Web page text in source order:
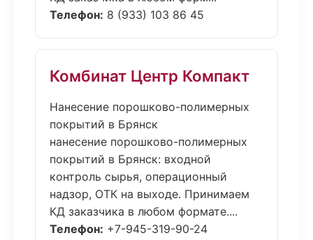
Телефон: 8 (933) 103 86 45
Комбинат Центр Компакт
Нанесение порошково-полимерных
покрытий в Брянск
нанесение порошково-полимерных
покрытий в Брянск: входной
контроль сырья, операционный
надзор, ОТК на выходе. Принимаем
КД заказчика в любом формате....
Телефон: +7-945-319-90-24